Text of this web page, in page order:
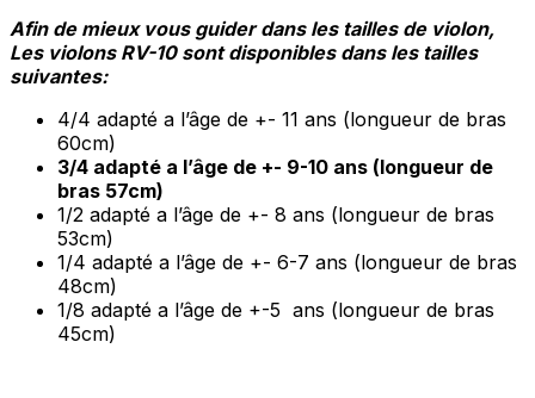
Afin de mieux vous guider dans les tailles de violon,
Les violons RV-10 sont disponibles dans les tailles
suivantes:
4/4 adapté a l’âge de +- 11 ans (longueur de bras
60cm)
3/4 adapté a l’âge de +- 9-10 ans (longueur de
bras 57cm)
1/2 adapté a l’âge de +- 8 ans (longueur de bras
53cm)
1/4 adapté a l’âge de +- 6-7 ans (longueur de bras
48cm)
1/8 adapté a l’âge de +-5 ans (longueur de bras
45cm)